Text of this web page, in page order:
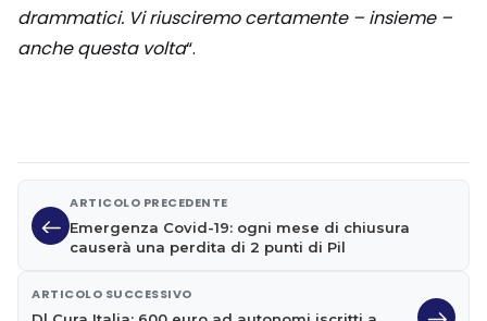
drammatici. Vi riusciremo certamente – insieme –
anche questa volta“.
ARTICOLO PRECEDENTE
Emergenza Covid-19: ogni mese di chiusura
causerà una perdita di 2 punti di Pil
ARTICOLO SUCCESSIVO